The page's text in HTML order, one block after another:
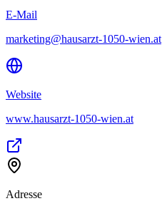
E-Mail
marketing@hausarzt-1050-wien.at
Website
www.hausarzt-1050-wien.at
Adresse